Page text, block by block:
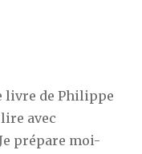
livre de Philippe
avec
prépare moi-